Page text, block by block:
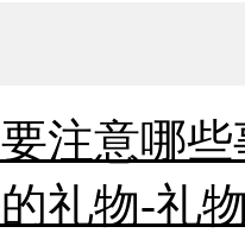
注意哪
礼物-礼